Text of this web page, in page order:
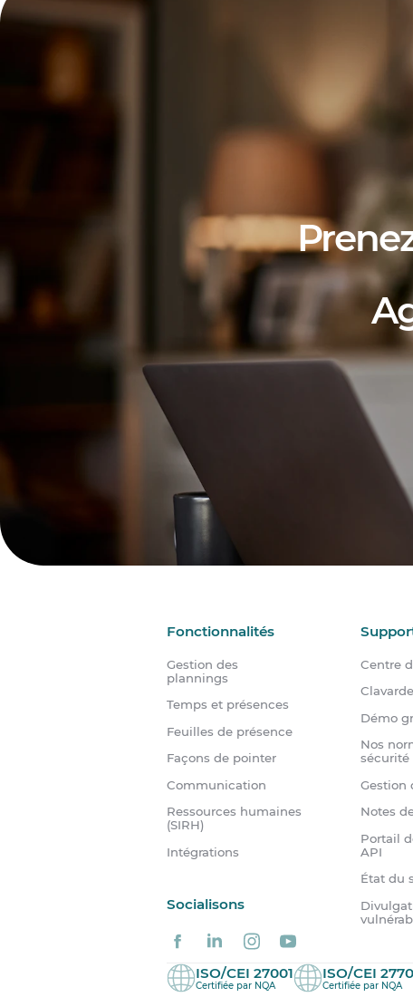
Fonctionnalités
Gestion des
plannings
Temps et présences
Feuilles de présence
Façons de pointer
Communication
Ressources humaines
(SIRH)
Intégrations
Centre
Démo
Nos
sécurité
Gestion
Notes
Portail
API
État du
Socialisons
ISO/CEI 27001
Certifiée par NQA
ISO/CEI
Certifiée par NQA